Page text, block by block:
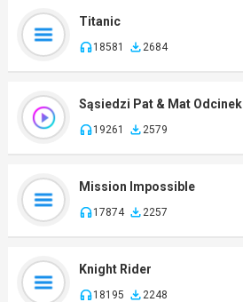
Titanic
18581 2684
Sąsiedzi Pat & Mat Odcinek
19261 2579
Mission Impossible
17874 2257
Knight Rider
18195 2248